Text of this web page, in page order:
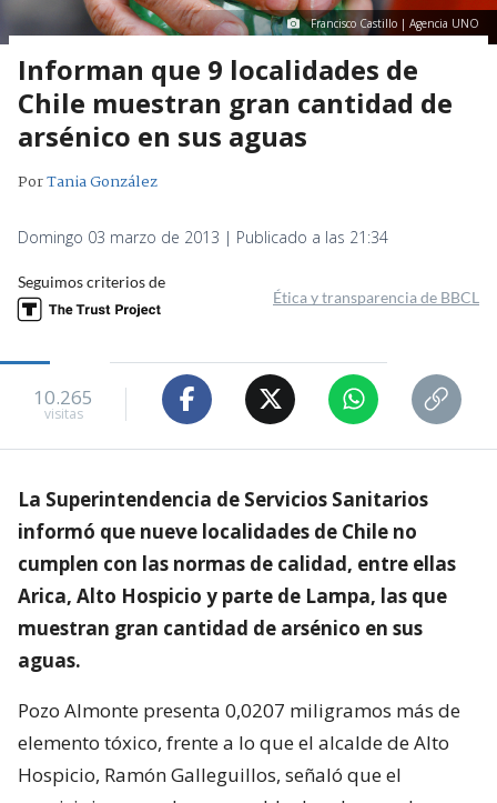
Francisco Castillo | Agencia UNO
Informan que 9 localidades de
Chile muestran gran cantidad de
arsénico en sus aguas
PorTania González
Domingo 03 marzo de 2013 | Publicado a las 21:34
Seguimos criterios de
Ética y transparencia de BBCL
10.265
visitas
La Superintendencia de Servicios Sanitarios
informó que nueve localidades de Chile no
cumplen con las normas de calidad, entre ellas
Arica, Alto Hospicio y parte de Lampa, las que
muestran gran cantidad de arsénico en sus
aguas.
Pozo Almonte presenta 0,0207 miligramos más de
elemento tóxico, frente a lo que el alcalde de Alto
Hospicio, Ramón Galleguillos, señaló que el